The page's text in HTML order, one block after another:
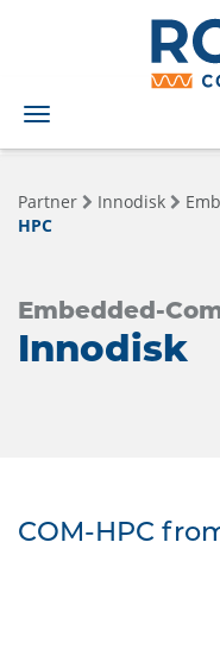
Toggle
navigation
Partner Innodisk
HPC
Embedded-
Innodisk
COM-HPC